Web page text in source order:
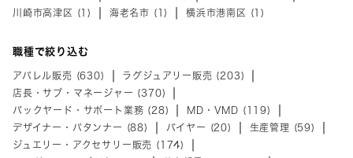
川崎市高津区 (1)
海老名市 (1) 横浜市港南区 (1)
職種で絞り込む
アパレル販売 (630)
ラグジュアリー販売 (203)
店長・サブ・マネージャー (370)
バックヤード・サポート業務 (28)
MD・VMD (119)
デザイナー・パタンナー (88)
バイヤー (20)
生産管理 (59)
ジュエリー・アクセサリー販売 (174)